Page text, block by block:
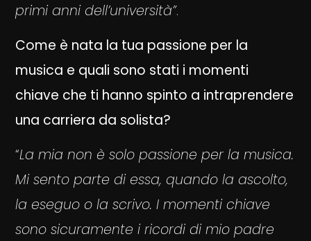
primi anni dell’università”.
Come è nata la tua passione per la
musica e quali sono stati i momenti
chiave che ti hanno spinto a intraprendere
una carriera da solista?
“La mia non è solo passione per la musica.
Mi sento parte di essa, quando la ascolto,
la eseguo o la scrivo. I momenti chiave
sono sicuramente i ricordi di mio padre